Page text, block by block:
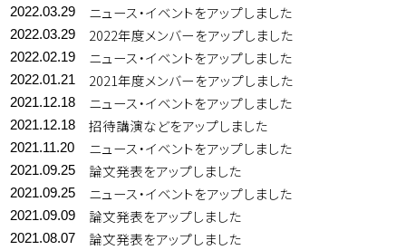
2022.03.29 ニュース・イベントをアップしました
2022.03.29 2022年度メンバーをアップしました
2022.02.19 ニュース・イベントをアップしました
2022.01.21 2021年度メンバーをアップしました
2021.12.18 ニュース・イベントをアップしました
2021.12.18 招待講演などをアップしました
2021.11.20 ニュース・イベントをアップしました
2021.09.25 論文発表をアップしました
2021.09.25 ニュース・イベントをアップしました
2021.09.09 論文発表をアップしました
2021.08.07 論文発表をアップしました